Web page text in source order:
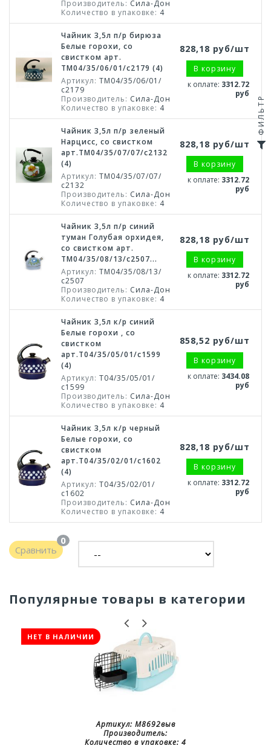
Производитель: Сила-Дон
Количество в упаковке: 4
Чайник 3,5л п/р бирюза
Белые горохи, со
свистком арт.
ТМ04/35/06/01/с2179 (4)
Артикул: ТМ04/35/06/01/
с2179
Производитель: Сила-Дон
Количество в упаковке: 4
828,18 руб/шт
В корзину
к оплате: 3312.72
руб
Чайник 3,5л п/р зеленый
Нарцисс, со свистком
арт.ТМ04/35/07/07/с2132
(4)
Артикул: ТМ04/35/07/07/
с2132
Производитель: Сила-Дон
Количество в упаковке: 4
828,18 руб/шт
В корзину
к оплате: 3312.72
руб
Чайник 3,5л п/р синий
туман Голубая орхидея,
со свистком арт.
ТМ04/35/08/13/с2507...
Артикул: ТМ04/35/08/13/
с2507
Производитель: Сила-Дон
Количество в упаковке: 4
828,18 руб/шт
В корзину
к оплате: 3312.72
руб
Чайник 3,5л к/р синий
Белые горохи , со
свистком
арт.Т04/35/05/01/с1599
(4)
Артикул: Т04/35/05/01/
с1599
Производитель: Сила-Дон
Количество в упаковке: 4
858,52 руб/шт
В корзину
к оплате: 3434.08
руб
Чайник 3,5л к/р черный
Белые горохи, со
свистком
арт.Т04/35/02/01/с1602
(4)
Артикул: Т04/35/02/01/
с1602
Производитель: Сила-Дон
Количество в упаковке: 4
828,18 руб/шт
В корзину
к оплате: 3312.72
руб
Сравнить
0
Популярные товары в категории
Артикул: М8692выв
Производитель:
Количество в упаковке: 4
НЕТ В НАЛИЧИИ
ФИЛЬТР